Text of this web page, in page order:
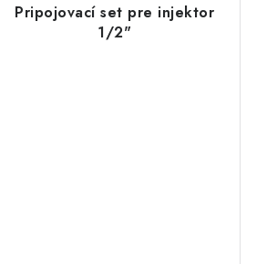
Pripojovací set pre injektor
1/2"